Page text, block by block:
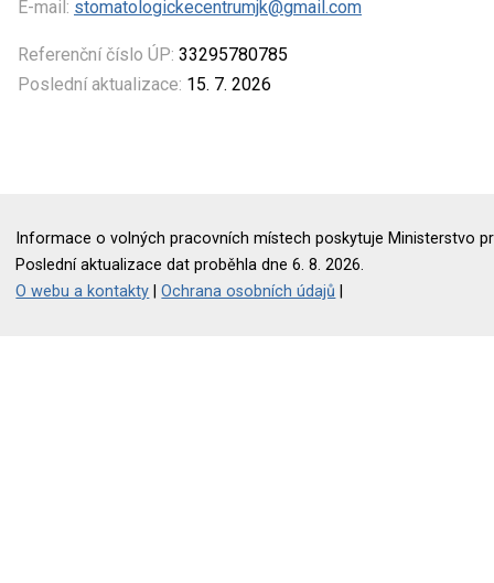
E-mail: stomatologickecentrumjk@gmail.com
Referenční číslo ÚP: 33295780785
Poslední aktualizace: 15. 7. 2026
Informace o volných pracovních místech poskytuje Ministerstvo
Poslední aktualizace dat proběhla dne 6. 8. 2026.
O webu a kontakty |Ochrana osobních údajů